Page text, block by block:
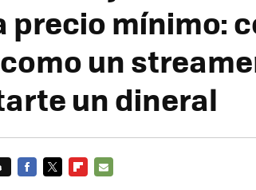
precio mínimo:
un
un dineral